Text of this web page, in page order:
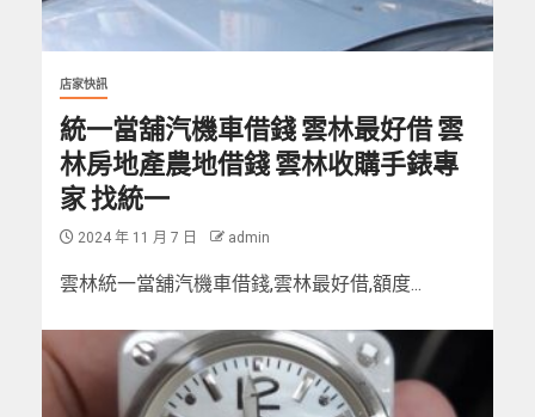
店家快訊
統一當舖汽機車借錢 雲林最好借 雲
林房地產農地借錢 雲林收購手錶專
家 找統一
2024 年 11 月 7 日 admin
雲林統一當舖汽機車借錢,雲林最好借,額度...